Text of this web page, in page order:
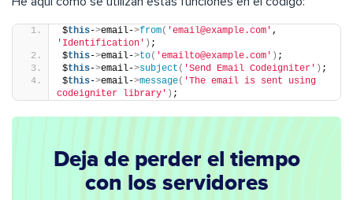
$this->email->from( 'email@example.com'
'Identification' ) ;
$this->email->to( 'emailto@example.com' ) ;
$this->email->subject ( 'Send Email Codeigniter' ) ;
$this->email->message( 'The email is sent using
codeigniter library' ) ;
Deja de perder el tiempo
con los servidores